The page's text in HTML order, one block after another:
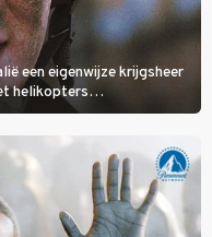
een eigenwijze krijgsheer
helikopters